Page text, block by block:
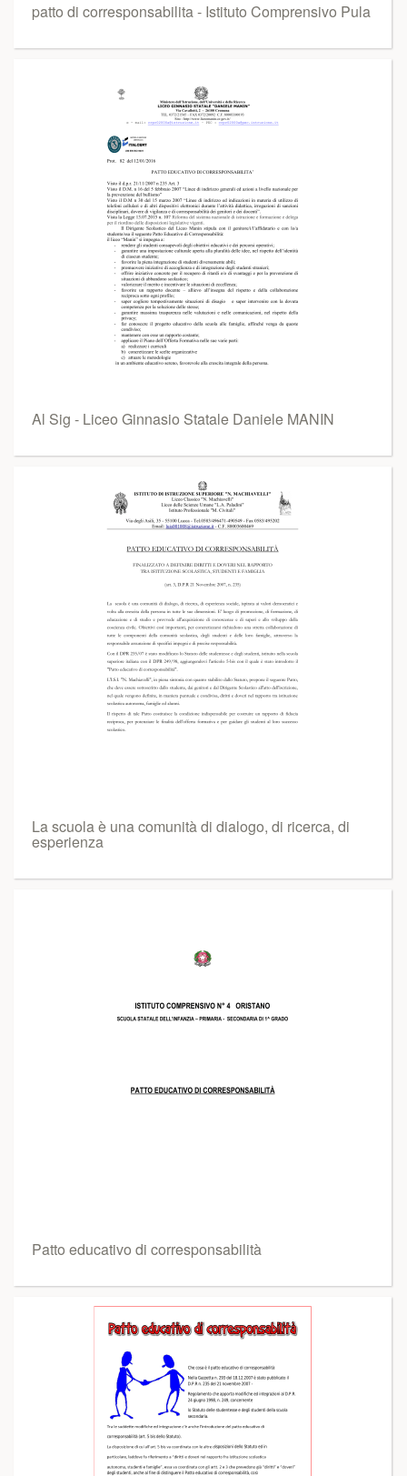
patto di corresponsabilita - Istituto Comprensivo Pula
Al Sig - Liceo Ginnasio Statale Daniele MANIN
La scuola è una comunità di dialogo, di ricerca, di
esperienza
Patto educativo di corresponsabilità